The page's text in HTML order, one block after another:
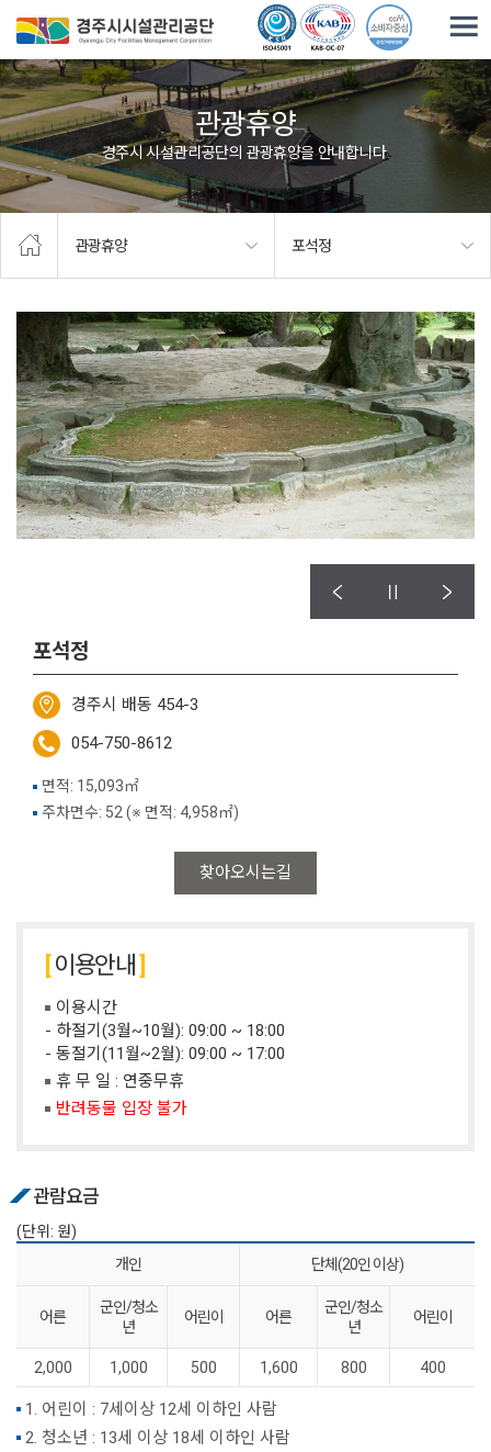
관광휴양
경주시 시설관리공단의 관광휴양을 안내합니다.
관광휴양 포석정
포석정
경주시 배동 454-3
054-750-8612
찾아오시는길
면적: 15,093㎡
주차면수: 52 (※ 면적: 4,958㎡)
이용안내
이용시간
- 하절기(3월~10월): 09:00 ~ 18:00
- 동절기(11월~2월): 09:00 ~ 17:00
휴 무 일 : 연중무휴
반려동물 입장 불가
관람요금
(단위: 원)
개인
단체(20인 이상)
어른
군인/청소
년
어린이 어른
군인/청소
년
어린이
2,000 1,000 500 1,600 800 400
1. 어린이 : 7세이상 12세 이하인 사람
2. 청소년 : 13세 이상 18세 이하인 사람